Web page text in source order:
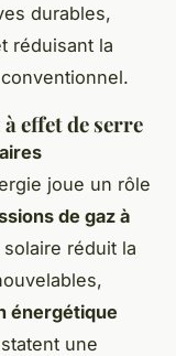
durables,
réduisant la
effet de serre
joue un rôle
de gaz à
réduit la
énergétique
une